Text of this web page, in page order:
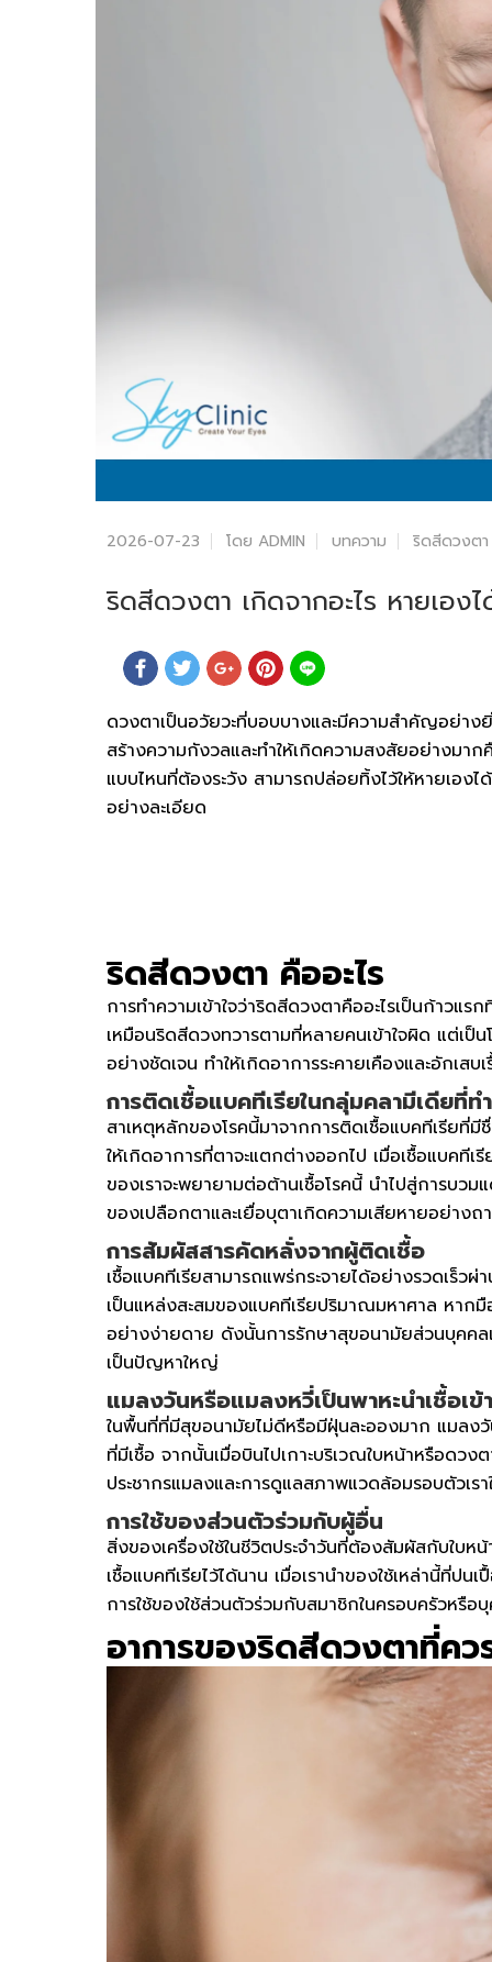
2026-07-23 โดย ADMIN บทความ ริดสีดวงตา
ริดสีดวงตา เกิดจากอะไร หายเอง
ดวงตาเป็นอวัยวะที่บอบบางและมีความสำคัญอย่าง
สร้างความกังวลและทำให้เกิดความสงสัยอย่างมา
แบบไหนที่ต้องระวัง สามารถปล่อยทิ้งไว้ให้หายเอง
อย่างละเอียด
ริดสีดวงตา คืออะไร
การทำความเข้าใจว่าริดสีดวงตาคืออะไรเป็นก้าว
เหมือนริดสีดวงทวารตามที่หลายคนเข้าใจผิด แต่เป็
อย่างชัดเจน ทำให้เกิดอาการระคายเคืองและอักเสบ
การติดเชื้อแบคทีเรียในกลุ่มคลามีเดียที่ท
สาเหตุหลักของโรคนี้มาจากการติดเชื้อแบคทีเรีย
ให้เกิดอาการที่ตาจะแตกต่างออกไป เมื่อเชื้อแบคที
ของเราจะพยายามต่อต้านเชื้อโรคนี้ นำไปสู่การบว
ของเปลือกตาและเยื่อบุตาเกิดความเสียหายอย่างถ
การสัมผัสสารคัดหลั่งจากผู้ติดเชื้อ
เชื้อแบคทีเรียสามารถแพร่กระจายได้อย่างรวดเร็
เป็นแหล่งสะสมของแบคทีเรียปริมาณมหาศาล หากมื
อย่างง่ายดาย ดังนั้นการรักษาสุขอนามัยส่วนบุคคล
เป็นปัญหาใหญ่
แมลงวันหรือแมลงหวี่เป็นพาหะนำเชื้อเข้
ในพื้นที่ที่มีสุขอนามัยไม่ดีหรือมีฝุ่นละอองมาก แมลง
ที่มีเชื้อ จากนั้นเมื่อบินไปเกาะบริเวณใบหน้าหรือด
ประชากรแมลงและการดูแลสภาพแวดล้อมรอบตัวเ
การใช้ของส่วนตัวร่วมกับผู้อื่น
สิ่งของเครื่องใช้ในชีวิตประจำวันที่ต้องสัมผัสกับใ
เชื้อแบคทีเรียไว้ได้นาน เมื่อเรานำของใช้เหล่านี้ที่
การใช้ของใช้ส่วนตัวร่วมกับสมาชิกในครอบครัวหรื
อาการของริดสีดวงตาที่คว